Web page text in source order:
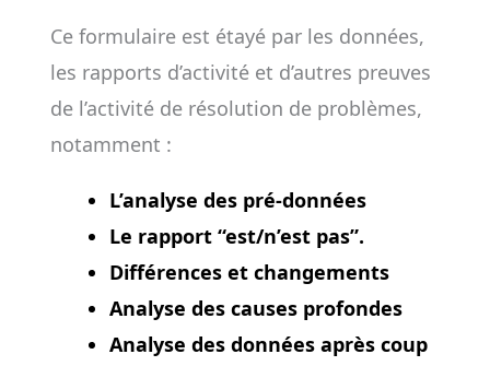
Ce formulaire est étayé par les données,
les rapports d’activité et d’autres preuves
de l’activité de résolution de problèmes,
notamment :
L’analyse des pré-données
Le rapport “est/n’est pas”.
Différences et changements
Analyse des causes profondes
Analyse des données après coup